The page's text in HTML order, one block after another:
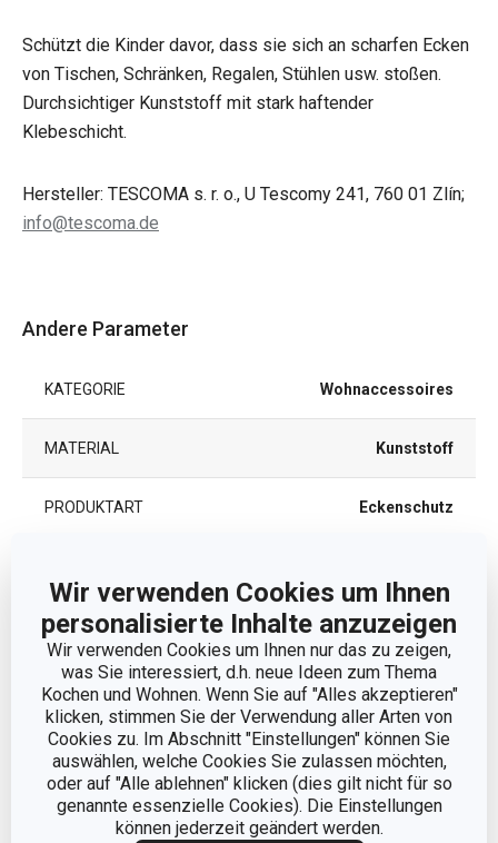
Wir verwenden Cookies um Ihnen
personalisierte Inhalte anzuzeigen
Wir verwenden Cookies um Ihnen nur das zu zeigen,
was Sie interessiert, d.h. neue Ideen zum Thema
Kochen und Wohnen. Wenn Sie auf "Alles akzeptieren"
klicken, stimmen Sie der Verwendung aller Arten von
Cookies zu. Im Abschnitt "Einstellungen" können Sie
auswählen, welche Cookies Sie zulassen möchten,
oder auf "Alle ablehnen" klicken (dies gilt nicht für so
genannte essenzielle Cookies). Die Einstellungen
können jederzeit geändert werden.
Schützt die Kinder davor, dass sie sich an scharfen Ecken
von Tischen, Schränken, Regalen, Stühlen usw. stoßen.
Durchsichtiger Kunststoff mit stark haftender
Klebeschicht.
Hersteller: TESCOMA s. r. o., U Tescomy 241, 760 01 Zlín;
info@tescoma.de
Andere Parameter
KATEGORIE Wohnaccessoires
MATERIAL Kunststoff
PRODUKTART Eckenschutz
EAN 8595028406894
GARANTIE (IN JAHREN) 2
Verpackung
TEILE IM SET